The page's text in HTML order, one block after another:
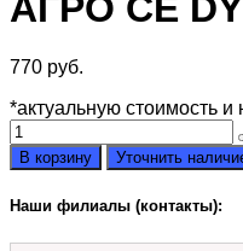
770 руб.
*актуальную стоимость
Количество
товара
Рукав
ассенизаторский
ПВХ
Агро
В корзину Уточнить
Наши филиалы (контакты):